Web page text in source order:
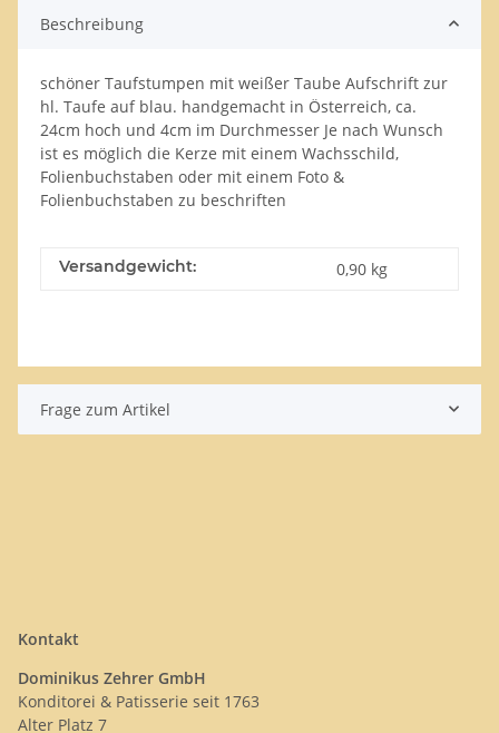
Beschreibung
schöner Taufstumpen mit weißer Taube Aufschrift zur
hl. Taufe auf blau. handgemacht in Österreich, ca.
24cm hoch und 4cm im Durchmesser Je nach Wunsch
ist es möglich die Kerze mit einem Wachsschild,
Folienbuchstaben oder mit einem Foto &
Folienbuchstaben zu beschriften
Versandgewicht: 0,90 kg
Frage zum Artikel
Kontakt
Dominikus Zehrer GmbH
Konditorei & Patisserie seit 1763
Alter Platz 7